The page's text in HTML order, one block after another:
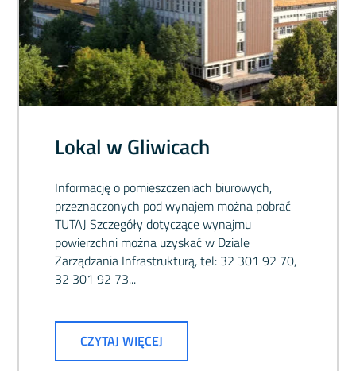
Lokal w Gliwicach
Informację o pomieszczeniach biurowych,
przeznaczonych pod wynajem można pobrać
TUTAJ Szczegóły dotyczące wynajmu
powierzchni można uzyskać w Dziale
Zarządzania Infrastrukturą, tel: 32 301 92 70,
32 301 92 73...
CZYTAJ WIĘCEJ